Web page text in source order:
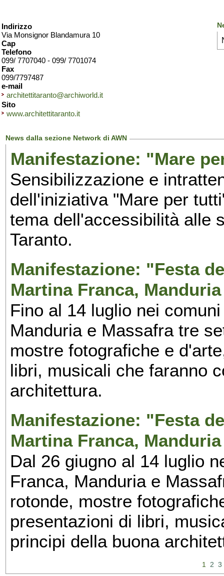
Indirizzo
Via Monsignor Blandamura 10
Cap
Telefono
099/ 7707040 - 099/ 7701074
Fax
099/7797487
e-mail
architettitaranto@archiworld.it
Sito
www.architettitaranto.it
News dalla sezione Network di AWN
Manifestazione: "Mare
Sensibilizzazione e
dell'iniziativa "Mare per
tema dell'accessibilità alle
Taranto.
Manifestazione: "Festa
Martina Franca,
Fino al 14 luglio nei
Manduria e Massafra tre
mostre fotografiche e
libri, musicali che faranno
architettura.
Manifestazione: "Festa
Martina Franca,
Dal 26 giugno al 14 luglio
Franca, Manduria e
rotonde, mostre
presentazioni di libri,
principi della buona
1 2 3